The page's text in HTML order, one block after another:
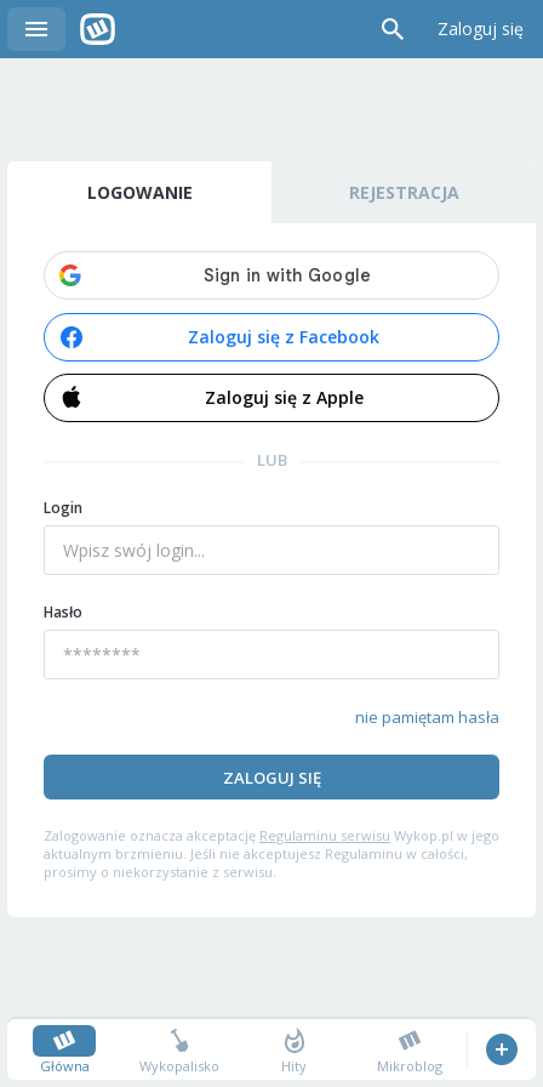
Zaloguj się
LOGOWANIE REJESTRACJA
Zaloguj się z Facebook
Zaloguj się z Apple
LUB
Login
Hasło
nie pamiętam hasła
ZALOGUJ SIĘ
Zalogowanie oznacza akceptację Regulaminu serwisu Wykop.pl w jego
aktualnym brzmieniu. Jeśli nie akceptujesz Regulaminu w całości,
prosimy o niekorzystanie z serwisu.
Główna Wykopalisko Hity Mikroblog